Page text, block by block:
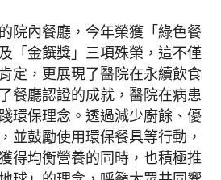
院內餐廳，今年榮獲「綠色餐
「金饌獎」三項殊榮，這不僅
定，更展現了醫院在永續飲食
餐廳認證的成就，醫院在病患
環保理念。透過減少廚餘、優
並鼓勵使用環保餐具等行動，
得均衡營養的同時，也積極推